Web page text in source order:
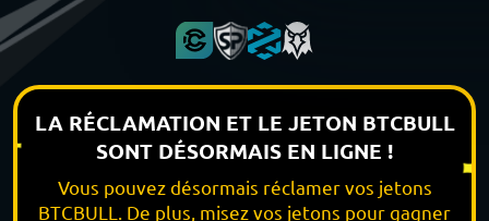
LA RÉCLAMATION ET LE JETON BTCBULL
SONT DÉSORMAIS EN LIGNE !
Vous pouvez désormais réclamer vos jetons
BTCBULL. De plus, misez vos jetons pour gagner